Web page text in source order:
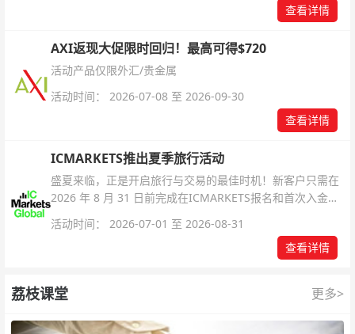
查看详情
AXI返现大促限时回归！最高可得$720
活动产品仅限外汇/贵金属
活动时间： 2026-07-08 至 2026-09-30
查看详情
ICMARKETS推出夏季旅行活动
盛夏来临，正是开启旅行与交易的最佳时机！新客户只需在
2026 年 8 月 31 日前完成在ICMARKETS报名和首次入金即
活动时间： 2026-07-01 至 2026-08-31
查看详情
荔枝课堂 更多>